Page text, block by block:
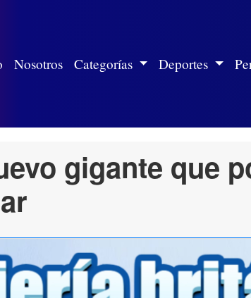
Nosotros(white)
Categorías Deportes
gigante que